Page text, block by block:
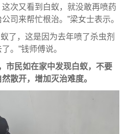
次又看到白蚁，就没敢再喷药
司来帮忙根治。”梁女士表示。
了，这是因为去年喷了杀虫剂
。”钱师傅说。
市民如在家中发现白蚁，不要
散开，增加灭治难度。